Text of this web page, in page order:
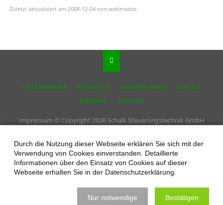
Zuletzt aktualisiert am 2008-12-04 von webmaster.
NAVIGATION
UNTERNEHMEN PRODUKTE ANWENDUNGEN
SERVICE
KONTAKT
ENGLISH
Impressum © Copyright 2026 Schalk Steuerungstechnik GmbH
Durch die Nutzung dieser Webseite erklären Sie sich mit der
Verwendung von Cookies einverstanden. Detaillierte
Informationen über den Einsatz von Cookies auf dieser
Webseite erhalten Sie in der Datenschutzerklärung.
Nur notwendige Bestätigen